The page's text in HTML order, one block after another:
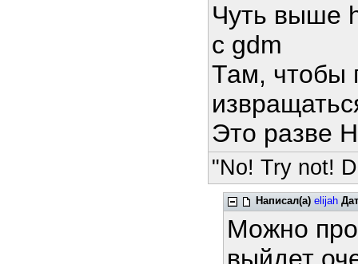
Чуть выше
с gdm
Там, чтобы
Это разве
"No! Try not!
Написал(а) elijah
Можно